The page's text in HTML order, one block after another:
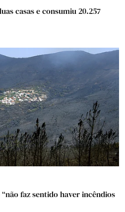
casas e consumiu 20.257
faz sentido haver incêndios